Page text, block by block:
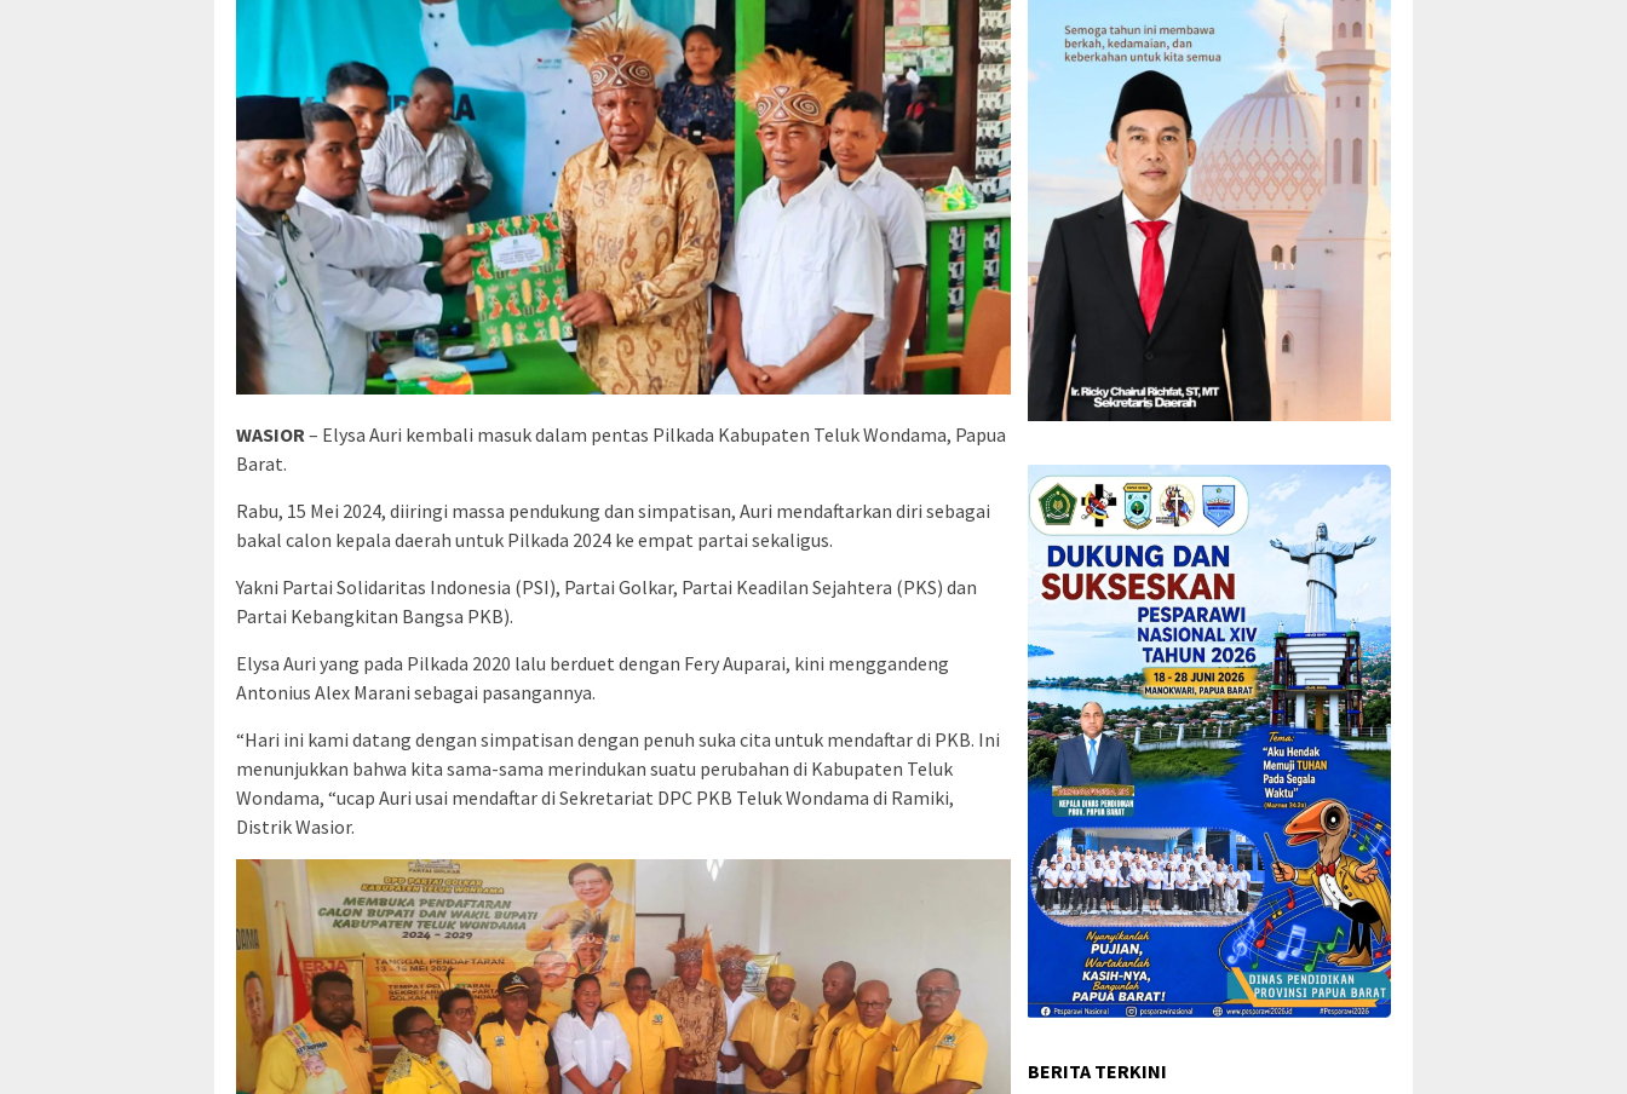
WASIOR – Elysa Auri kembali masuk dalam pentas Pilkada Kabupaten Teluk Wondama, Papua
Barat.
Rabu, 15 Mei 2024, diiringi massa pendukung dan simpatisan, Auri mendaftarkan diri sebagai
bakal calon kepala daerah untuk Pilkada 2024 ke empat partai sekaligus.
Yakni Partai Solidaritas Indonesia (PSI), Partai Golkar, Partai Keadilan Sejahtera (PKS) dan
Partai Kebangkitan Bangsa PKB).
Elysa Auri yang pada Pilkada 2020 lalu berduet dengan Fery Auparai, kini menggandeng
Antonius Alex Marani sebagai pasangannya.
“Hari ini kami datang dengan simpatisan dengan penuh suka cita untuk mendaftar di PKB. Ini
menunjukkan bahwa kita sama-sama merindukan suatu perubahan di Kabupaten Teluk
Wondama, “ucap Auri usai mendaftar di Sekretariat DPC PKB Teluk Wondama di Ramiki,
Distrik Wasior.
BERITA TERKINI